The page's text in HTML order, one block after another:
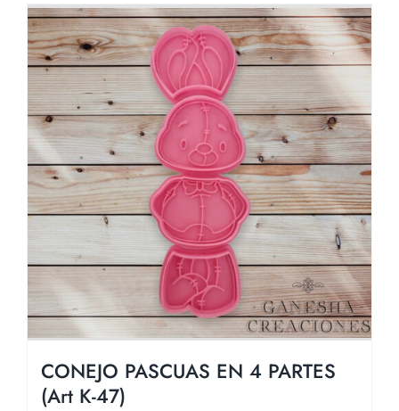
CONEJO PASCUAS EN 4 PARTES
(Art K-47)